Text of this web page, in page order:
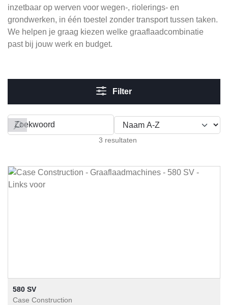
inzetbaar op werven voor wegen-, riolerings- en
grondwerken, in één toestel zonder transport tussen taken.
We helpen je graag kiezen welke graaflaadcombinatie
past bij jouw werk en budget.
Filter
3 resultaten
Filteren op
580 SV
Case Construction